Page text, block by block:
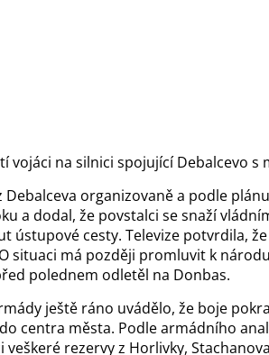
vojáci na silnici spojující Debalcevo s
Debalceva organizovaně a podle
a dodal, že povstalci se snaží
ústupové cesty. Televize potvrdila,
situaci má později promluvit k
polednem odletěl na Donbas.
ještě ráno uvádělo, že boje
centra města. Podle armádního
veškeré rezervy z Horlivky,